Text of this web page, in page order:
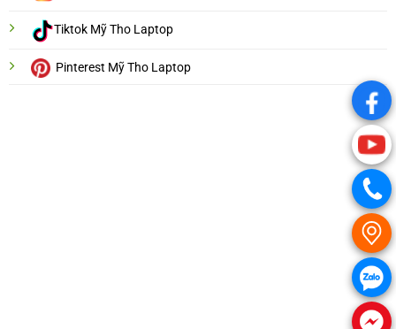
Tiktok Mỹ Tho Laptop
Pinterest Mỹ Tho Laptop
.
.
.
.
.
.